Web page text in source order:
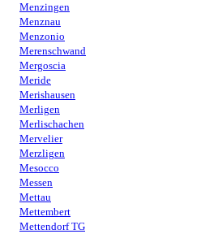
Menzingen
Menznau
Menzonio
Merenschwand
Mergoscia
Meride
Merishausen
Merligen
Merlischachen
Mervelier
Merzligen
Mesocco
Messen
Mettau
Mettembert
Mettendorf TG